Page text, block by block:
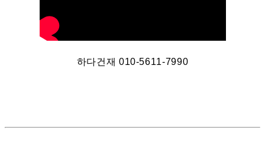
하다건재 010-5611-7990